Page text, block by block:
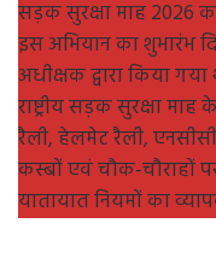
सड़क सुरक्षा माह 2026
इस अभियान का शुभारंभ
अधीक्षक द्वारा किया गया
राष्ट्रीय सड़क सुरक्षा
रैली, हेलमेट रैली,
कस्बों एवं चौक-चौराहों
यातायात नियमों का